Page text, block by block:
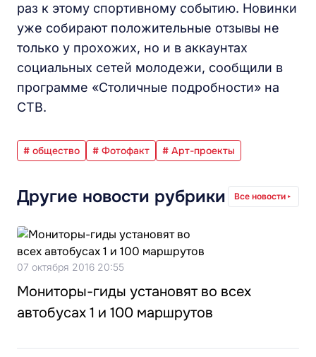
раз к этому спортивному событию. Новинки
уже собирают положительные отзывы не
только у прохожих, но и в аккаунтах
социальных сетей молодежи, сообщили в
программе «Столичные подробности» на
СТВ.
# общество # Фотофакт # Арт-проекты
Другие новости рубрики Все новости
07 октября 2016 20:55
Мониторы-гиды установят во всех
автобусах 1 и 100 маршрутов